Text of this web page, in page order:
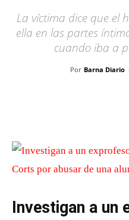
La víctima dice que el
ella en las partes
cuando iba a
Por Barna Diario
Investigan a un